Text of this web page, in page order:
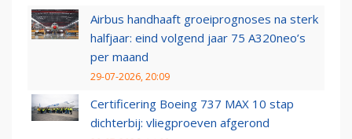
Airbus handhaaft groeiprognoses na sterk
halfjaar: eind volgend jaar 75 A320neo’s
per maand
29-07-2026, 20:09
Certificering Boeing 737 MAX 10 stap
dichterbij: vliegproeven afgerond